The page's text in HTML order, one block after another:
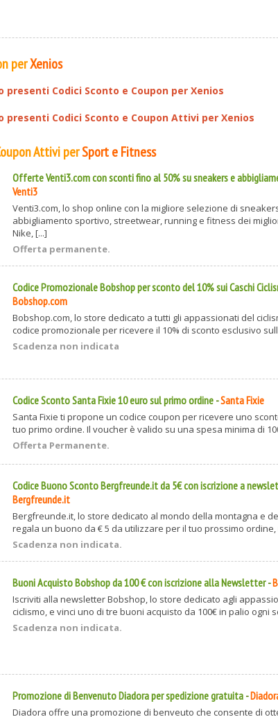
perXenios
presenti Codici Sconto e Coupon per Xenios
presenti Codici Sconto e Coupon Attivi per Xenios
Attivi perSport e Fitness
Offerte Venti3.com con sconti fino al 50% su sneakers e
Venti3
Venti3.com, lo shop online con la migliore selezione di
abbigliamento sportivo, streetwear, running e fitness dei
Nike, [...]
Offerta permanente.
Codice Promozionale Bobshop per sconto del 10% sui Caschi
Bobshop.com
Bobshop.com, lo store dedicato a tutti gli appassionati del
codice promozionale per ricevere il 10% di sconto esclusivo
Scadenza non indicata
Codice Sconto Santa Fixie 10 euro sul primo ordine -Santa Fixie
Santa Fixie ti propone un codice coupon per ricevere uno
tuo primo ordine. Il voucher è valido su una spesa minima di
Offerta Permanente.
Codice Buono Sconto Bergfreunde.it da 5€ con iscrizione a
Bergfreunde.it
Bergfreunde.it, lo store dedicato al mondo della montagna e
regala un buono da € 5 da utilizzare per il tuo prossimo ordine,
Scadenza non indicata.
Buoni Acquisto Bobshop da 100 € con iscrizione alla Newsletter-
Iscriviti alla newsletter Bobshop, lo store dedicato agli
ciclismo, e vinci uno di tre buoni acquisto da 100€ in palio ogni
Scadenza non indicata.
Promozione di Benvenuto Diadora per spedizione gratuita -
Diadora offre una promozione di benveuto che consente di